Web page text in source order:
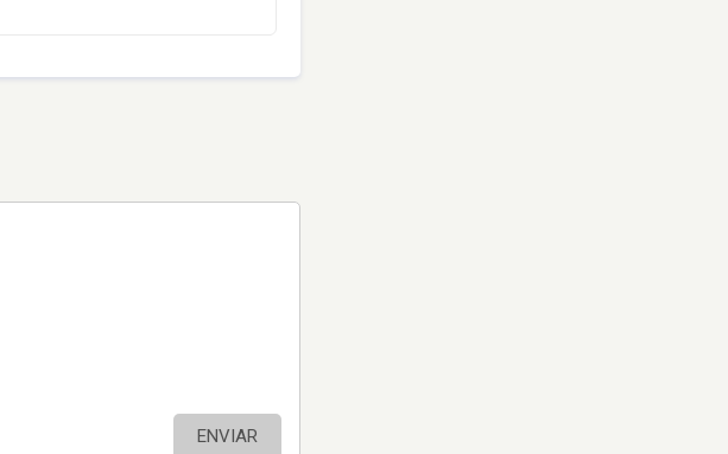
ENVIAR